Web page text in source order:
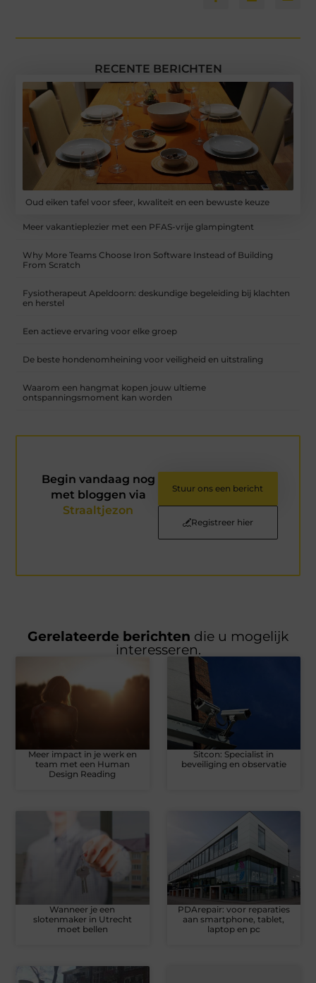
RECENTE BERICHTEN
Oud eiken tafel voor sfeer, kwaliteit en een bewuste keuze
Meer vakantieplezier met een PFAS-vrije glampingtent
Why More Teams Choose Iron Software Instead of Building
From Scratch
Fysiotherapeut Apeldoorn: deskundige begeleiding bij klachten
en herstel
Een actieve ervaring voor elke groep
De beste hondenomheining voor veiligheid en uitstraling
Waarom een hangmat kopen jouw ultieme
ontspanningsmoment kan worden
Begin vandaag nog
met bloggen via
Straaltjezon
Stuur ons een bericht
Registreer hier
Gerelateerde berichten die u mogelijk
interesseren.
Meer impact in je werk en
team met een Human
Design Reading
Sitcon: Specialist in
beveiliging en observatie
Wanneer je een
slotenmaker in Utrecht
moet bellen
PDArepair: voor reparaties
aan smartphone, tablet,
laptop en pc